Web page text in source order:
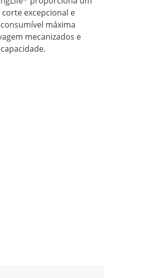
excepcional e
máxima
mecanizados e